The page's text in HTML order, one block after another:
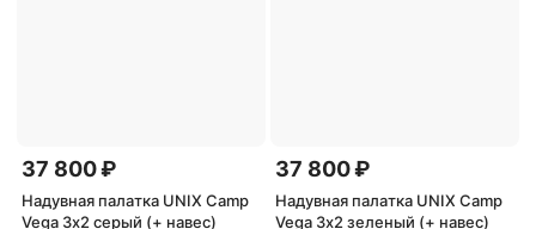
37 800 ₽
Надувная палатка UNIX Camp
Vega 3х2 серый (+ навес)
37 800 ₽
Надувная палатка UNIX Camp
Vega 3х2 зеленый (+ навес)